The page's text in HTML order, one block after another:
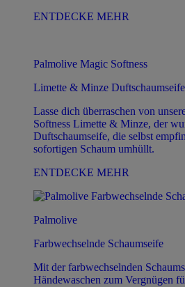
ENTDECKE MEHR
Palmolive Magic Softness
Limette & Minze Duftschaumseife
Lasse dich überraschen von
Softness Limette & Minze, der
Duftschaumseife, die selbst
sofortigen Schaum umhüllt.
ENTDECKE MEHR
Palmolive
Farbwechselnde Schaumseife
Mit der farbwechselnden
Händewaschen zum Vergnügen